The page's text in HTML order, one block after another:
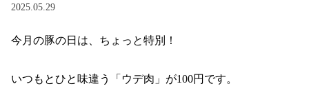
2025.05.29
今月の豚の日は、ちょっと特別！
いつもとひと味違う「ウデ肉」が100円です。